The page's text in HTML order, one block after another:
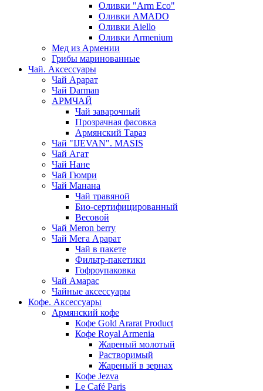
Оливки "Arm Eco"
Оливки AMADO
Оливки Aiello
Оливки Armenium
Мед из Армении
Грибы маринованные
Чай. Аксессуары
Чай Арарат
Чай Darman
АРМЧАЙ
Чай заварочный
Прозрачная фасовка
Армянский Тараз
Чай "IJEVAN". MASIS
Чай Агат
Чай Нане
Чай Гюмри
Чай Манана
Чай травяной
Био-сертифицированный
Весовой
Чай Meron berry
Чай Мега Арарат
Чай в пакете
Фильтр-пакетики
Гофроупаковка
Чай Амарас
Чайные аксессуары
Кофе. Аксессуары
Армянский кофе
Кофе Gold Ararat Product
Кофе Royal Armenia
Жареный молотый
Растворимый
Жареный в зернах
Кофе Jezva
Le Café Paris